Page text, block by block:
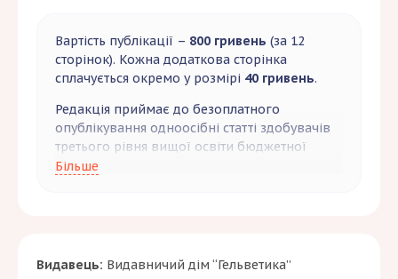
Видавець: Видавничий дім “Гельветика”
Вартість публікації – 800 гривень (за 12
сторінок). Кожна додаткова сторінка
сплачується окремо у розмірі 40 гривень.
Редакція приймає до безоплатного
опублікування одноосібні статті здобувачів
третього рівня вищої освіти бюджетної
форми навчання за умови відповідності
навчання подають довідку з відділу
Більше